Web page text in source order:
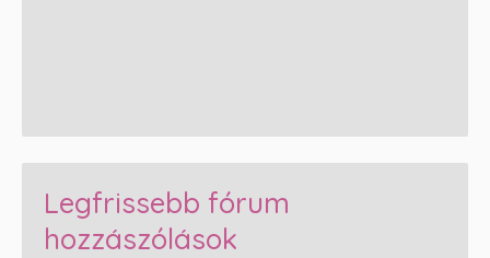
Legfrissebb fórum
hozzászólások